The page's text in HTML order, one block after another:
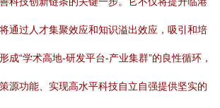
通过人才集聚效应和知识溢出效应，吸引和培
成“学术高地-研发平台-产业集群”的良性循环，
源功能、实现高水平科技自立自强提供坚实的